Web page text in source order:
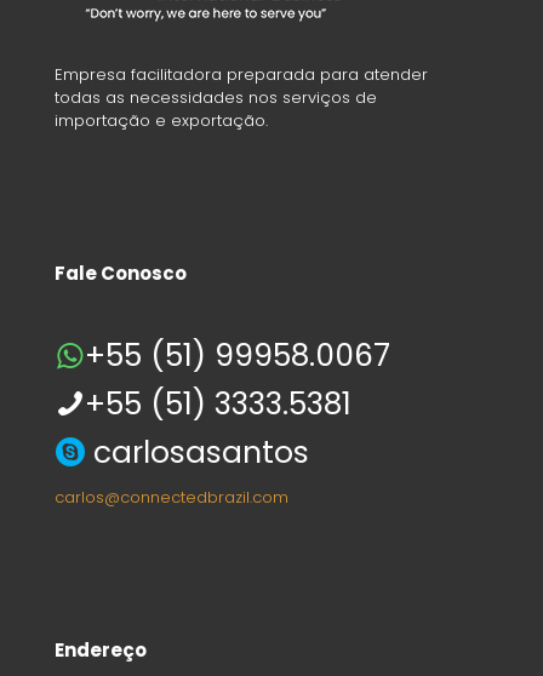
Empresa facilitadora preparada para atender
todas as necessidades nos serviços de
importação e exportação.
Fale Conosco
+55 (51) 99958.0067
+55 (51) 3333.5381
carlosasantos
carlos@connectedbrazil.com
Endereço